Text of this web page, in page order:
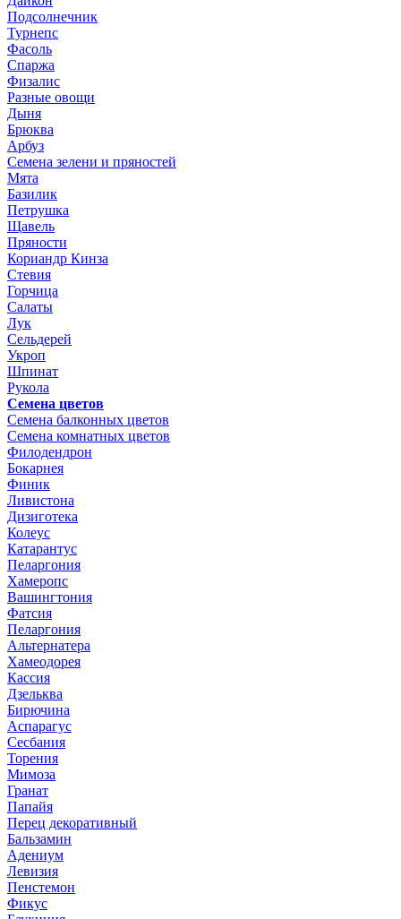
Подсолнечник
Турнепс
Фасоль
Спаржа
Физалис
Разные овощи
Дыня
Брюква
Арбуз
Семена зелени и пряностей
Мята
Базилик
Петрушка
Щавель
Пряности
Кориандр Кинза
Стевия
Горчица
Салаты
Лук
Сельдерей
Укроп
Шпинат
Рукола
Семена цветов
Семена балконных цветов
Семена комнатных цветов
Филодендрон
Бокарнея
Финик
Ливистона
Дизиготека
Колеус
Катарантус
Пеларгония
Хамеропс
Вашингтония
Фатсия
Пеларгония
Альтернатера
Хамеодорея
Кассия
Дзельква
Бирючина
Аспарагус
Сесбания
Торения
Мимоза
Гранат
Папайя
Перец декоративный
Бальзамин
Адениум
Левизия
Пенстемон
Фикус